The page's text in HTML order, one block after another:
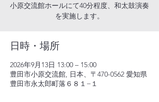
小原交流館ホールにて40分程度、和太鼓演奏
を実施します。
日時・場所
2026年9月13日 13:00 – 15:00
豊田市小原交流館, 日本、〒470-0562 愛知県
豊田市永太郎町落６８１−１